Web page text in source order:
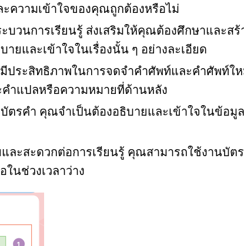
ความเข้าใจของคุณถูกต้องหรือไม่
บวนการเรียนรู้ ส่งเสริมให้คุณต้องศึกษาและสร้
และเข้าใจในเรื่องนั้น ๆ อย่างละเอียด
ประสิทธิภาพในการจดจำคำศัพท์และคำศัพท์ใ
ำแปลหรือความหมายที่ด้านหลัง
ตรคำ คุณจำเป็นต้องอธิบายและเข้าใจในข้อมู
ละสะดวกต่อการเรียนรู้ คุณสามารถใช้งานบัต
ในช่วงเวลาว่าง